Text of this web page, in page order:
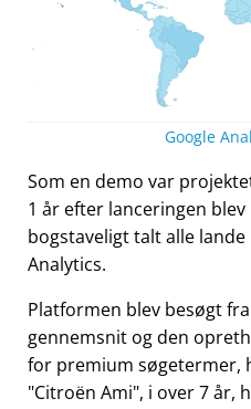
Google
Som en demo var
1 år efter lanceringen
bogstaveligt talt alle
Analytics.
Platformen blev besøgt
gennemsnit og den
for premium søgetermer,
Citroën Ami , i over 7 år,